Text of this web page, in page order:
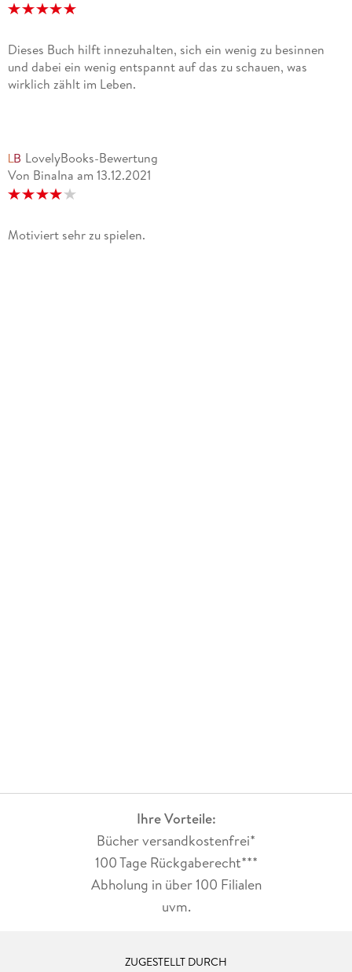
Dieses Buch hilft innezuhalten, sich ein wenig zu besinnen
und dabei ein wenig entspannt auf das zu schauen, was
wirklich zählt im Leben.
LovelyBooks-Bewertung
Von BinaIna am 13.12.2021
Motiviert sehr zu spielen.
Ihre Vorteile:
Bücher versandkostenfrei*
100 Tage Rückgaberecht***
Abholung in über 100 Filialen
uvm.
ZUGESTELLT DURCH